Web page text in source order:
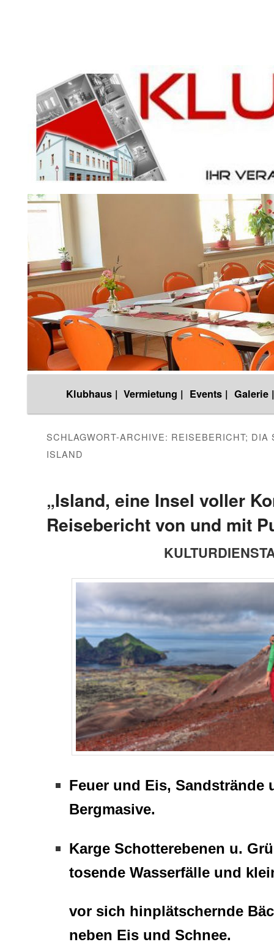
Zum
Inhalt
Zum
sekundären
wechseln
Klubhaus | Vermietung | Events | Galerie |
SCHLAGWORT-ARCHIVE: REISEBERICHT; DIA
ISLAND
„Island, eine Insel voller
Reisebericht von und mit
Feuer und Eis, Sandstrände
Bergmasive.
Karge Schotterebenen u.
tosende Wasserfälle und
vor sich hinplätschernde
neben Eis und Schnee.